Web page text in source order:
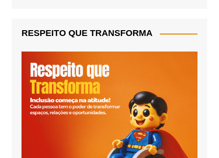
RESPEITO QUE TRANSFORMA